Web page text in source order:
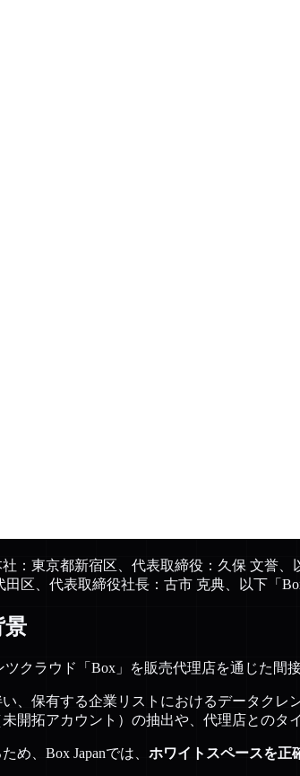
：東京都新宿区、代表取締役：久保 文誉
田区、代表取締役社長：古市 克典、以下「
景
ツクラウド「Box」を販売代理店を通じた
、保有する企業リストにおけるデータク
開拓アカウント）の抽出や、代理店とのタ
め、Box Japanでは、 ホワイトスペースを正